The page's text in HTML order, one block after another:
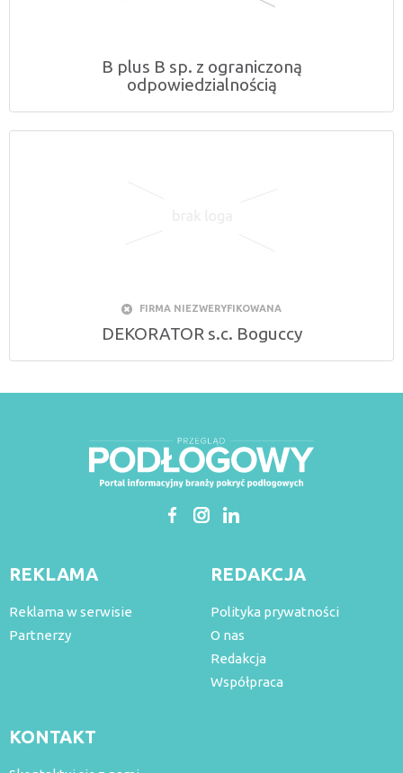
B plus B sp. z ograniczoną
odpowiedzialnością
FIRMA NIEZWERYFIKOWANA
DEKORATOR s.c. Boguccy
REKLAMA
Reklama w serwisie
Partnerzy
REDAKCJA
Polityka prywatności
O nas
Redakcja
Współpraca
KONTAKT